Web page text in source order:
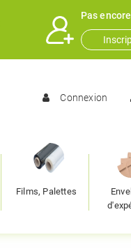
Pas
Connexion
Films, Palettes